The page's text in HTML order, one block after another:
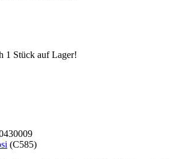
1 Stück auf Lager!
(C585)